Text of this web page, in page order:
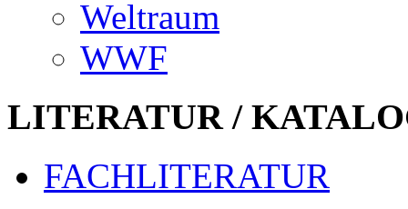
Weltraum
WWF
LITERATUR /
FACHLITERATUR